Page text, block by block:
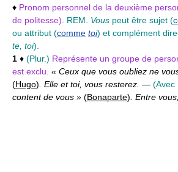
♦ Pronom personnel de la deuxième
de politesse). REM. Vous peut être sujet (
ou attribut (comme toi) et complément
te, toi).
1 ♦ (Plur.) Représente un groupe de
est exclu. « Ceux que vous oubliez ne
(Hugo) . Elle et toi, vous resterez. — (Avec
content de vous » (Bonaparte) . Entre